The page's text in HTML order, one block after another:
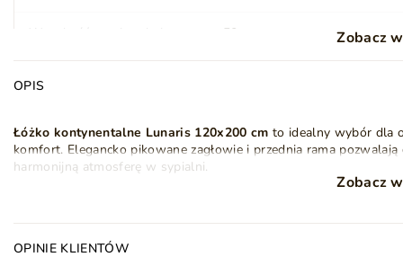
50
Twardość materaca
Topper (wysokość) (cm) 5
Montaż
Zobacz
OPIS
Łóżko kontynentalne Lunaris 120x200 cm to idealny wybór dla
komfort. Elegancko pikowane zagłowie i przednia rama
harmonijną atmosferę w sypialni.
Zobacz
OPINIE KLIENTÓW